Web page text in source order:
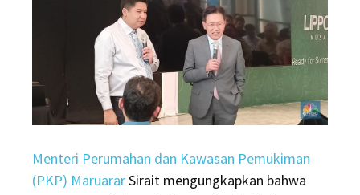
Minimum
18
M2,
Maruarar
Tegas
Bilang
Menteri Perumahan dan Kawasan Pemukiman
(PKP) MaruararSirait mengungkapkan bahwa